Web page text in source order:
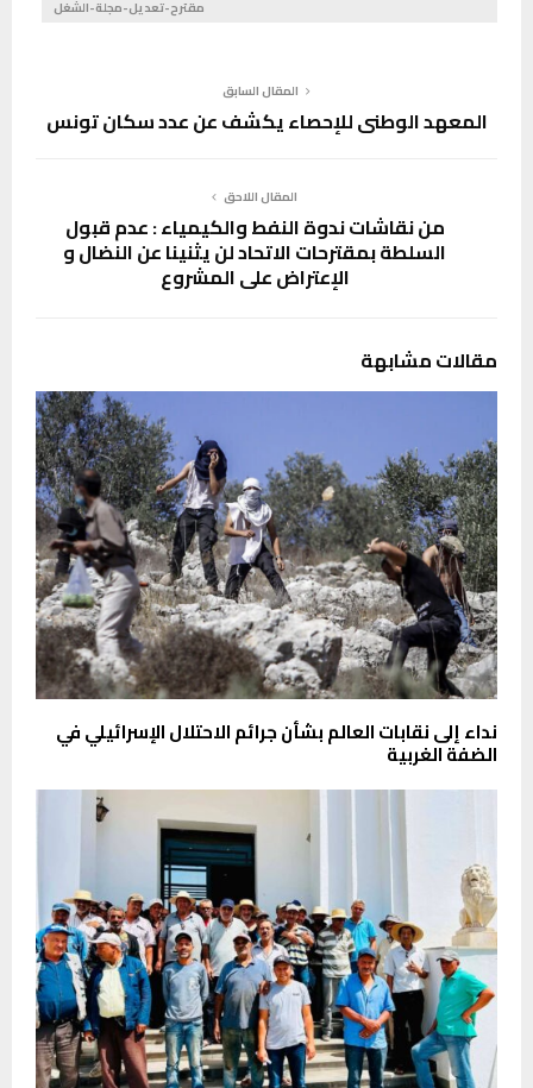
مقترح-تعديل-مجلة-الشغل
المقال السابق
المعهد الوطني للإحصاء يكشف عن عدد سكان تونس
المقال اللاحق
من نقاشات ندوة النفط والكيمياء : عدم قبول
السلطة بمقترحات الاتحاد لن يثنينا عن النضال و
الإعتراض على المشروع
مقالات مشابهة
نداء إلى نقابات العالم بشأن جرائم الاحتلال الإسرائيلي في
الضفة الغربية